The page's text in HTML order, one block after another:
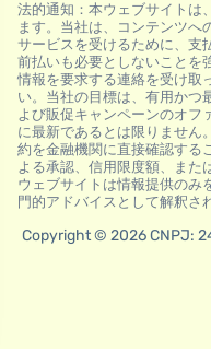
法的通知：本ウェブサイトは
ます。当社は、コンテンツへ
サービスを受けるために、支
前払いも必要としないことを
情報を要求する連絡を受け取
い。当社の目標は、有用かつ
よび販促キャンペーンのオフ
に最新であるとは限りません
約を金融機関に直接確認する
よる承認、信用限度額、また
ウェブサイトは情報提供のみ
門的アドバイスとして解釈さ
Copyright © 2026 CNPJ: